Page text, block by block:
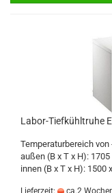
Labor-Tiefkühltruhe
Temperaturbereich von
außen (B x T x H): 1705
innen (B x T x H):
Lieferzeit: ca.2